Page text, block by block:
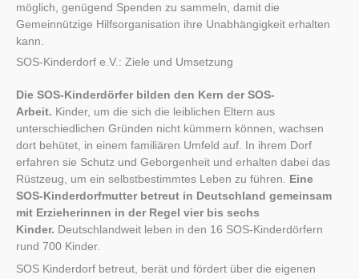
möglich, genügend Spenden zu sammeln, damit die
Gemeinnützige Hilfsorganisation ihre Unabhängigkeit erhalten
kann.
SOS-Kinderdorf e.V.: Ziele und Umsetzung
Die SOS-Kinderdörfer bilden den Kern der SOS-
Arbeit. Kinder, um die sich die leiblichen Eltern aus
unterschiedlichen Gründen nicht kümmern können, wachsen
dort behütet, in einem familiären Umfeld auf. In ihrem Dorf
erfahren sie Schutz und Geborgenheit und erhalten dabei das
Rüstzeug, um ein selbstbestimmtes Leben zu führen. Eine
SOS-Kinderdorfmutter betreut in Deutschland gemeinsam
mit Erzieherinnen in der Regel vier bis sechs
Kinder. Deutschlandweit leben in den 16 SOS-Kinderdörfern
rund 700 Kinder.
SOS Kinderdorf betreut, berät und fördert über die eigenen